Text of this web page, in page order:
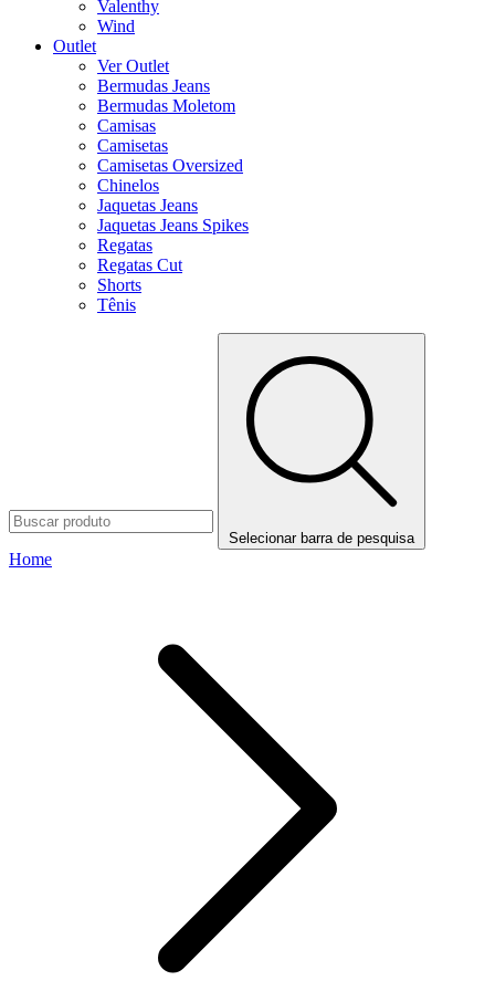
Valenthy
Wind
Outlet
Ver Outlet
Bermudas Jeans
Bermudas Moletom
Camisas
Camisetas
Camisetas Oversized
Chinelos
Jaquetas Jeans
Jaquetas Jeans Spikes
Regatas
Regatas Cut
Shorts
Tênis
Selecionar barra de pesquisa
Home